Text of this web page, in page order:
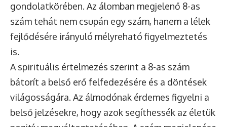
gondolatkörében. Az álomban megjelenő 8-as
szám tehát nem csupán egy szám, hanem a lélek
fejlődésére irányuló mélyreható figyelmeztetés
is.
A spirituális értelmezés szerint a 8-as szám
bátorít a belső erő felfedezésére és a döntések
világosságára. Az álmodónak érdemes figyelni a
belső jelzésekre, hogy azok segíthessék az életük